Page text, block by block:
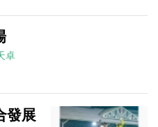
卓
發展